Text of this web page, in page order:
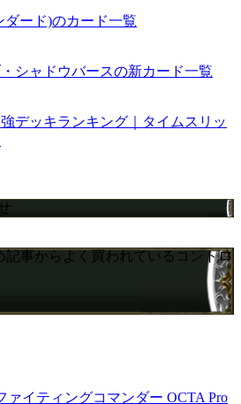
ダード)のカード一覧
シャドウバースの新カード一覧
デッキランキング｜タイムスリッ
記事からよく買われているコントロ
ァイティングコマンダー OCTA Pro